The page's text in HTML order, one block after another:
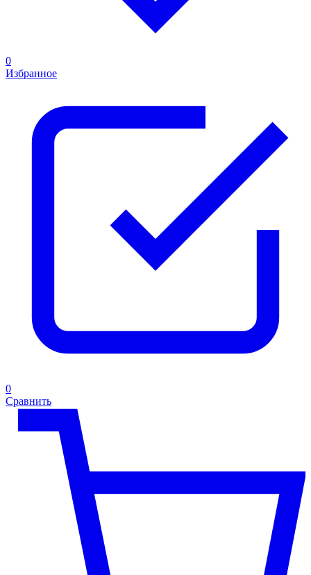
0
Избранное
0
Сравнить